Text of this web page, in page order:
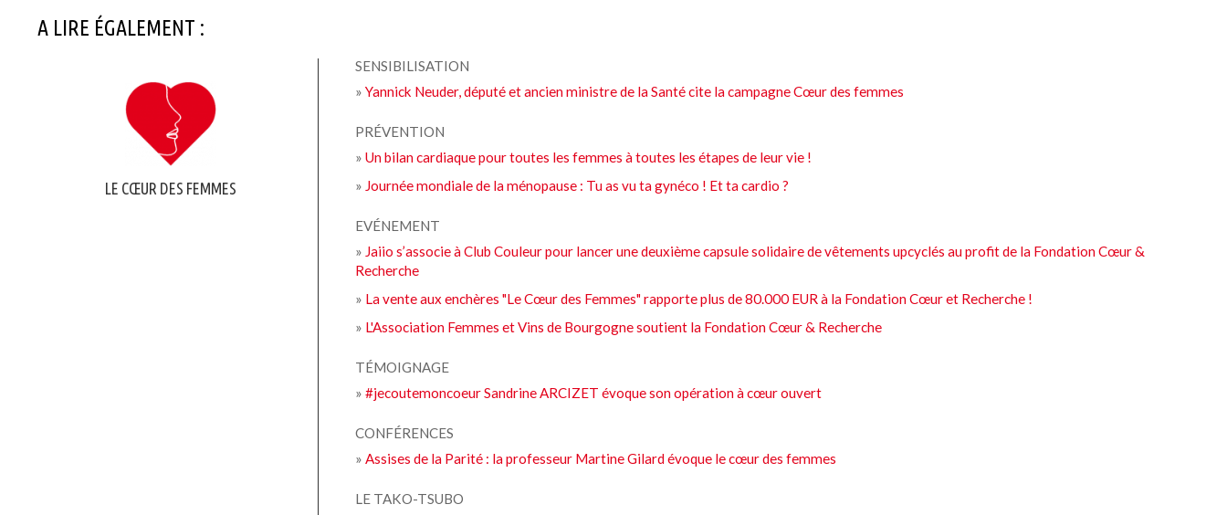
A LIRE ÉGALEMENT :
LE CŒUR DES FEMMES
SENSIBILISATION
»Yannick Neuder, député et ancien ministre de la Santé cite la campagne Cœur des femmes
PRÉVENTION
»Un bilan cardiaque pour toutes les femmes à toutes les étapes de leur vie !
» Journée mondiale de la ménopause : Tu as vu ta gynéco ! Et ta cardio ?
EVÉNEMENT
» Jaiio s’associe à Club Couleur pour lancer une deuxième capsule solidaire de vêtements upcyclés au profit de la Fondation Cœur &
Recherche
» La vente aux enchères "Le Cœur des Femmes" rapporte plus de 80.000 EUR à la Fondation Cœur et Recherche !
» L'Association Femmes et Vins de Bourgogne soutient la Fondation Cœur & Recherche
TÉMOIGNAGE
»#jecoutemoncoeur Sandrine ARCIZET évoque son opération à cœur ouvert
CONFÉRENCES
»Assises de la Parité : la professeur Martine Gilard évoque le cœur des femmes
LE TAKO-TSUBO